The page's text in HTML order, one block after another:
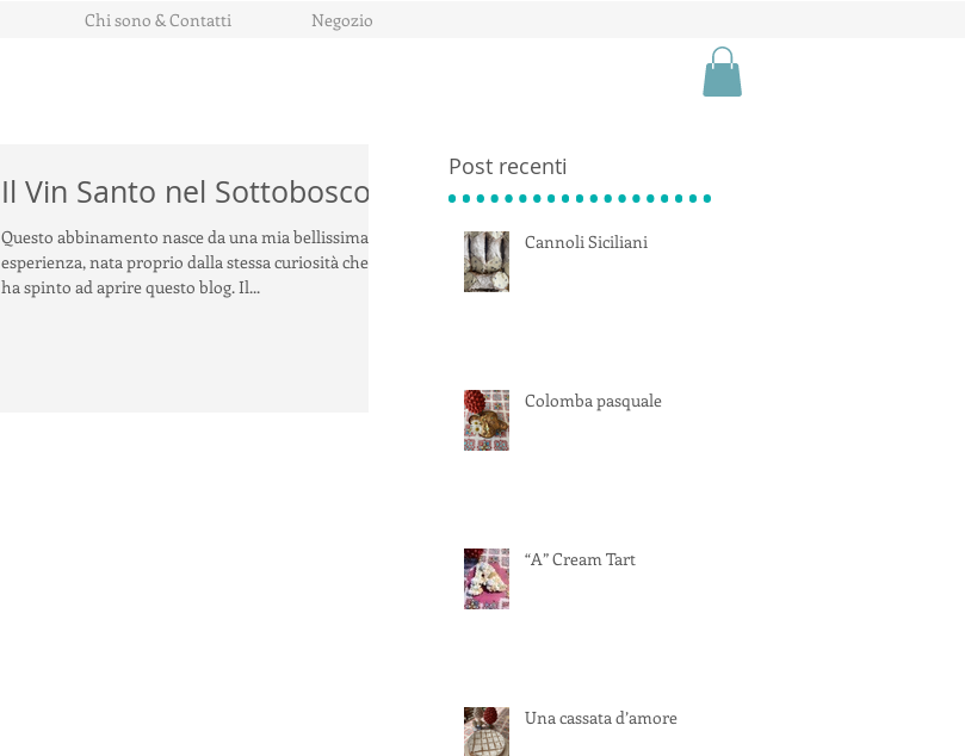
Chi sono & Contatti Negozio
Il Vin Santo nel Sottobosco
Questo abbinamento nasce da una mia bellissima
esperienza, nata proprio dalla stessa curiosità che mi
ha spinto ad aprire questo blog. Il...
Post recenti
Cannoli Siciliani
Colomba pasquale
“A” Cream Tart
Una cassata d’amore